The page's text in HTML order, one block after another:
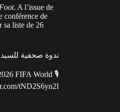
. A l’issue de
conférence de
sa liste de 26
ندوة صحفية للسيد
FIFA World
tND2S6yn2I